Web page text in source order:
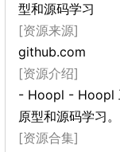
型和源码学习
[资源来源]
github.com
[资源介绍]
- Hoopl - Hoopl
原型和源码学习。
[资源合集]